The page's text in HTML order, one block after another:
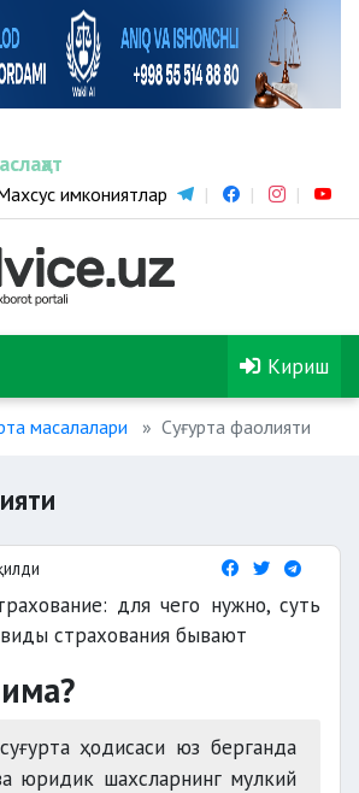
имкониятлар
Кириш
масалалари Суғурта фаолияти
ҳодисаси юз берганда
юридик шахсларнинг мулкий